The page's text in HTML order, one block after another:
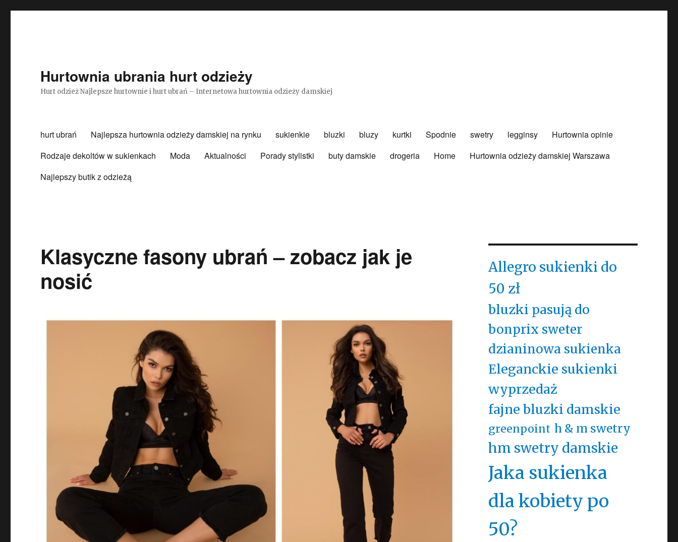
Hurtownia ubrania hurt odzieży
Hurt odzież Najlepsze hurtownie i hurt ubrań – Internetowa hurtownia odzieży damskiej
hurt ubrań Najlepsza hurtownia odzieży damskiej na rynku sukienkie bluzki bluzy kurtki Spodnie swetry legginsy
Hurtownia opinie
Rodzaje dekoltów w sukienkach
Moda Aktualności Porady stylistki buty damskie drogeria Home
Hurtownia odzieży damskiej Warszawa
Najlepszy butik z odzieżą
Klasyczne fasony ubrań – zobacz jak je
nosić
Allegro sukienki do
50 zł
bluzki pasują do
bonprix sweter
dzianinowa sukienka
Eleganckie sukienki
wyprzedaż
fajne bluzki damskie
greenpoint h & m swetry
hm swetry damskie
Jaka sukienka
dla kobiety po
50?